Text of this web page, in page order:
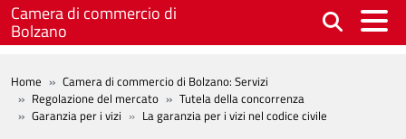
Salta al contenuto principale
Camera di commercio di
Bolzano
BREADCRUMB
Home
Camera di commercio di Bolzano: Servizi
Regolazione del mercato
Tutela della concorrenza
Garanzia per i vizi
La garanzia per i vizi nel codice civile